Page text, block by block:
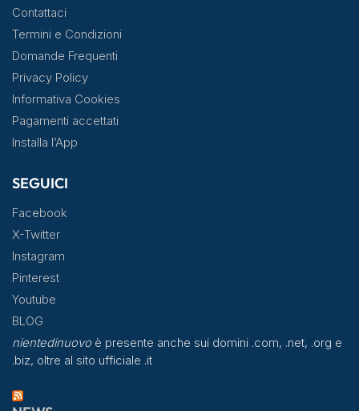
Contattaci
Termini e Condizioni
Domande Frequenti
Privacy Policy
Informativa Cookies
Pagamenti accettati
Installa l’App
SEGUICI
Facebook
X-Twitter
Instagram
Pinterest
Youtube
BLOG
nientedinuovoè presente anche sui domini .com, .net, .org e
.biz, oltre al sito ufficiale .it